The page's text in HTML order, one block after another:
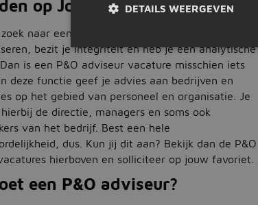
op Jobbird
naar een nieuwe uitdaging in de
bezit je integriteit en heb je een analytische
is een P&O adviseur vacature misschien iets
deze functie geef je advies aan bedrijven en
op het gebied van personeel en organisatie. Je
de directie, managers en soms ook
van het bedrijf. Best een hele
dus. Kun jij dit aan? Bekijk dan de P&O
hierboven en solliciteer op jouw favoriet.
een P&O adviseur?
DETAILS WEERGEVEN